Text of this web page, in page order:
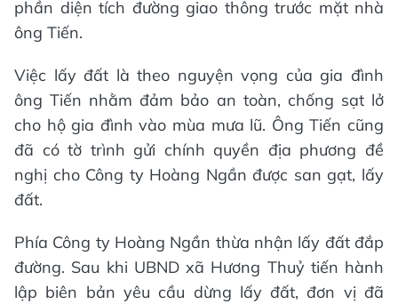
phần diện tích đường giao thông trước mặt nhà
ông Tiến.
Việc lấy đất là theo nguyện vọng của gia đình
ông Tiến nhằm đảm bảo an toàn, chống sạt lở
cho hộ gia đình vào mùa mưa lũ. Ông Tiến cũng
đã có tờ trình gửi chính quyền địa phương đề
nghị cho Công ty Hoàng Ngần được san gạt, lấy
đất.
Phía Công ty Hoàng Ngần thừa nhận lấy đất đắp
đường. Sau khi UBND xã Hương Thuỷ tiến hành
lập biên bản yêu cầu dừng lấy đất, đơn vị đã